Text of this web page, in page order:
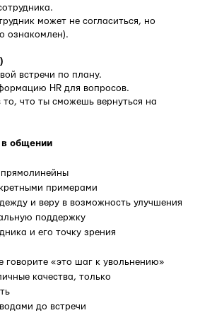
может не согласиться, но
ознакомлен).
встречи по плану.
HR для вопросов.
что ты сможешь вернуться на
общении
прямолинейны
примерами
и веру в возможность улучшения
поддержку
и его точку зрения
говорите «это шаг к увольнению»
качества, только
до встречи